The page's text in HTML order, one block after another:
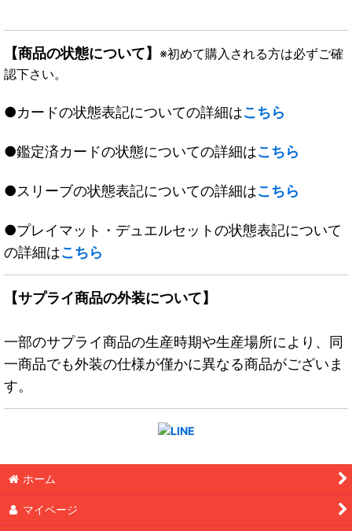
【商品の状態について】 ※初めて購入される方は必ずご確
認下さい。
●カードの状態表記についての詳細はこちら
●鑑定済カードの状態についての詳細はこちら
●スリーブの状態表記についての詳細はこちら
●プレイマット・デュエルセットの状態表記について
の詳細はこちら
【サプライ商品の外装について】
一部のサプライ商品の生産時期や生産場所により、同
一商品でも外装の仕様が僅かに異なる商品がございま
す。
ホーム
マイページ